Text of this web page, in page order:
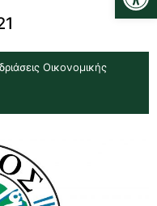
Οικονομικής